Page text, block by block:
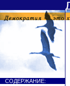
СОДЕРЖАНИЕ: